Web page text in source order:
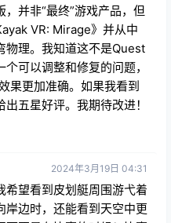
并非“最终”游戏产品，但
VR: Mirage》并从中
物理。我知道这不是Quest
可以调整和修复的问题，
果更加准确。如果我看到
五星好评。我期待改进！
2024年3月19日 04:31
希望看到皮划艇周围游弋着
岸边时，还能看到天空中更